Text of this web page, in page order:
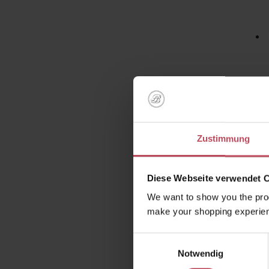
Zustimmung
Diese Webseite verwendet
We want to show you the
make your shopping
Notwendig